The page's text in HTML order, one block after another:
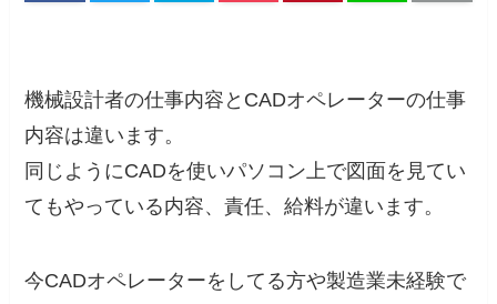
機械設計者の仕事内容とCADオペレーターの仕事
内容は違います。
同じようにCADを使いパソコン上で図面を見てい
てもやっている内容、責任、給料が違います。
今CADオペレーターをしてる方や製造業未経験で